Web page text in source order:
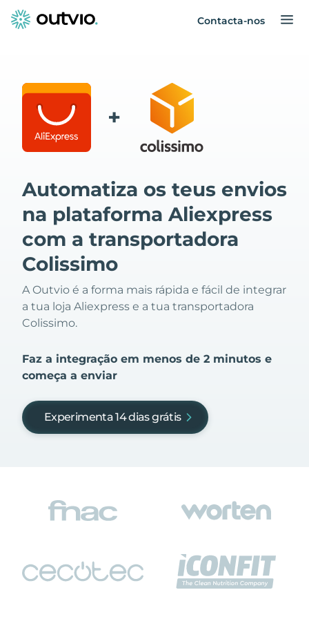
Contacta-nos
+
Automatiza os teus envios
na plataforma Aliexpress
com a transportadora
Colissimo
A Outvio é a forma mais rápida e fácil de integrar
a tua loja Aliexpress e a tua transportadora
Colissimo.
Faz a integração em menos de 2 minutos e
começa a enviar
Experimenta 14 dias grátis